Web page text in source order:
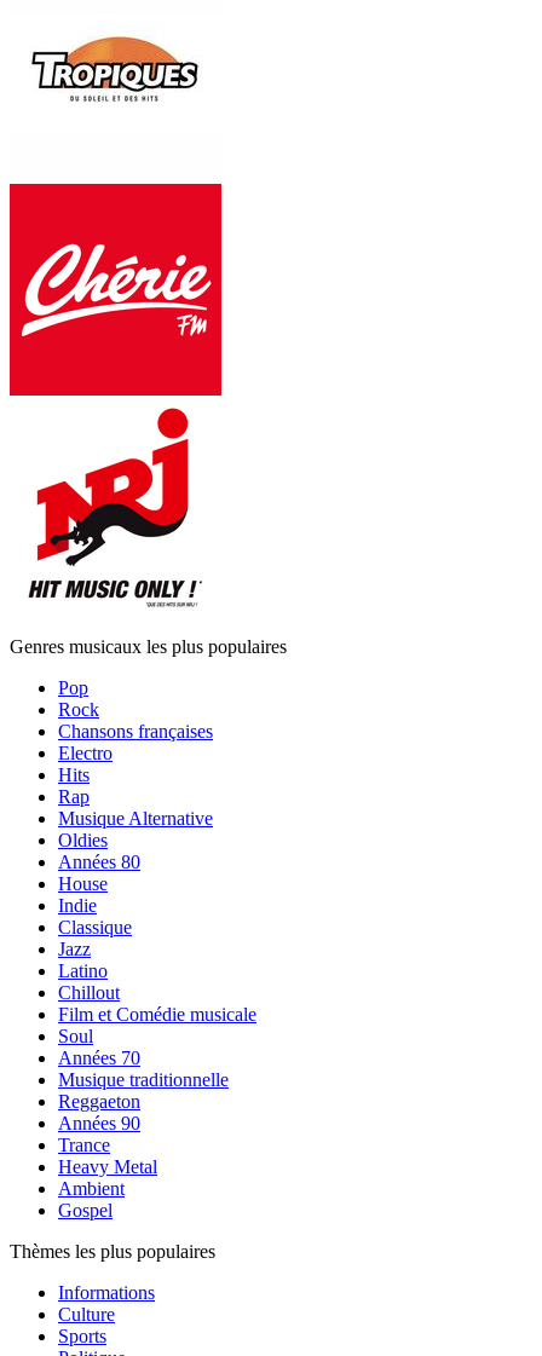
Genres musicaux les plus populaires
Pop
Rock
Chansons françaises
Electro
Hits
Rap
Musique Alternative
Oldies
Années 80
House
Indie
Classique
Jazz
Latino
Chillout
Film et Comédie musicale
Soul
Années 70
Musique traditionnelle
Reggaeton
Années 90
Trance
Heavy Metal
Ambient
Gospel
Thèmes les plus populaires
Informations
Culture
Sports